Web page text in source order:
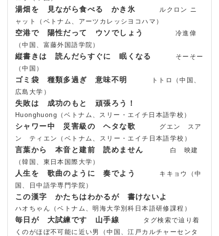
湯畑を 見ながら食べる かき氷
ルクロン ニ
ャット（ベトナム、アーツカレッシヨコハマ）
空港で 陽性だって ウソでしょう
冷進偉
（中国、富藤外国語学院）
縦書きは 読んだらすぐに 眠くなる
そーそー
（中国）
ゴミ袋 種類多過ぎ 意味不明
トトロ（中国、
広島大学）
失敗は 成功のもと 頑張ろう！
Huonghuong（ベトナム、スリー・エイチ日本語学校）
シャワー中 災害級の ヘタな歌
グエン スア
ン ティエン（ベトナム、スリー・エイチ日本語学校）
言葉から 本音と建前 読めません
白 映建
（韓国、東日本国際大学）
人生を 歌曲のように 奏でよう
キキョウ（中
国、日中語学専門学院）
この漢字 かたちはわかるが 書けないよ
ハオちゃん（ベトナム、明海大学別科日本語研修課程）
毎日が 大試練です 山手線
タグ検索で辿り着
くのがほぼ不可能に近い男（中国、江戸カルチャーセンタ